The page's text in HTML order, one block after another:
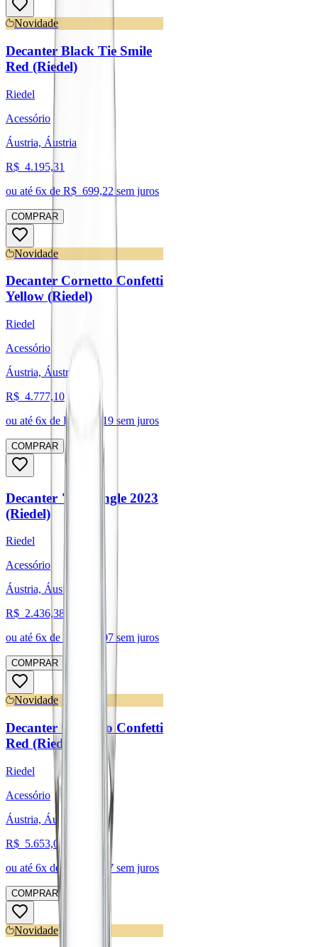
Novidade
Decanter Black Tie Smile
Red (Riedel)
Riedel
Acessório
Áustria, Áustria
R$ 4.195,31
ou até 6x de R$ 699,22 sem juros
COMPRAR
Novidade
Decanter Cornetto Confetti
Yellow (Riedel)
Riedel
Acessório
Áustria, Áustria
R$ 4.777,10
ou até 6x de R$ 796,19 sem juros
COMPRAR
Decanter "O" Single 2023
(Riedel)
Riedel
Acessório
Áustria, Áustria
R$ 2.436,38
ou até 6x de R$ 406,07 sem juros
COMPRAR
Novidade
Decanter Cornetto Confetti
Red (Riedel)
Riedel
Acessório
Áustria, Áustria
R$ 5.653,01
ou até 6x de R$ 942,17 sem juros
COMPRAR
Novidade